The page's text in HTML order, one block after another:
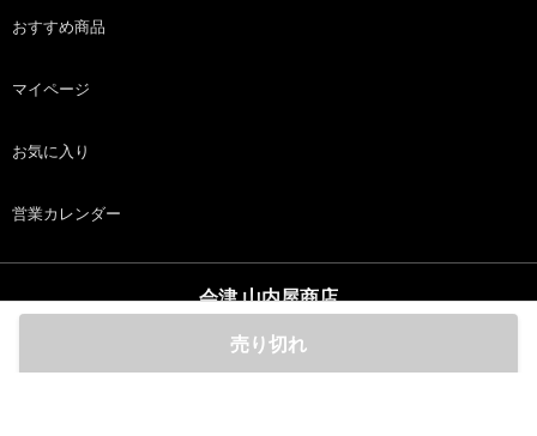
売り切れ
おすすめ商品
マイページ
お気に入り
営業カレンダー
会津 山内屋商店
copyright (c) 会津 山内屋商店 all rights reserved.